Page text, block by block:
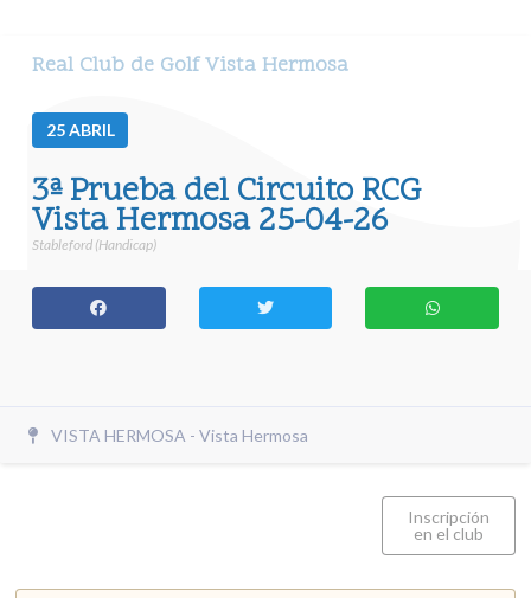
Real Club de Golf Vista Hermosa
25ABRIL
3ª Prueba del Circuito RCG
Vista Hermosa 25-04-26
Stableford (Handicap)
VISTA HERMOSA - Vista Hermosa
Inscripción
en el club